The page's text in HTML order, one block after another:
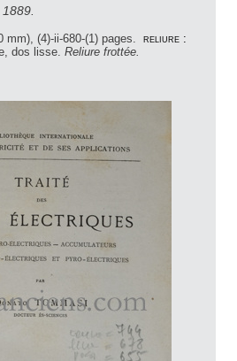
mm), (4)-ii-680-(1) pages. reliure :
dos lisse. Reliure frottée.